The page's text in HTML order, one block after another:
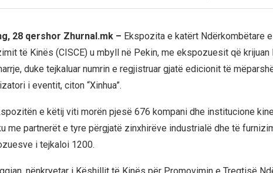
28 qershor Zhurnal.mk – Ekspozita e katërt Ndërkombëtare
të Kinës (CISCE) u mbyll në Pekin, me ekspozuesit që krijuan
duke tejkaluar numrin e regjistruar gjatë edicionit të
i eventit, citon “Xinhua”.
e këtij viti morën pjesë 676 kompani dhe institucione
me partnerët e tyre përgjatë zinxhirëve industrialë dhe të
i tejkaloi 1200.